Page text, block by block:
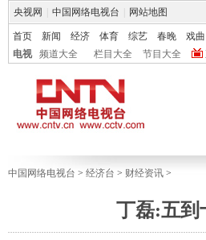
央视网 中国网络电视台 网站地图
首页 新闻 经济 体育 综艺 春晚 戏曲
电视
频道大全 栏目大全 节目大全
中国网络电视台 > 经济台 > 财经资讯 >
丁磊:五到